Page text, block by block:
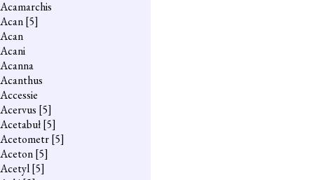
Acamarchis
Acan[5]
Acan
Acani
Acanna
Acanthus
Accessie
Acervus [5]
Acetabuł[5]
Acetometr[5]
Aceton[5]
Acetyl[5]